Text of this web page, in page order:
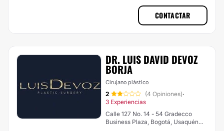
CONTACTAR
DR. LUIS DAVID DEVOZ
BORJA
Cirujano plástico
2 (4 Opiniones)·
3 Experiencias
Calle 127 No. 14 - 54 Gradecco
Business Plaza, Bogotá, Usaquén